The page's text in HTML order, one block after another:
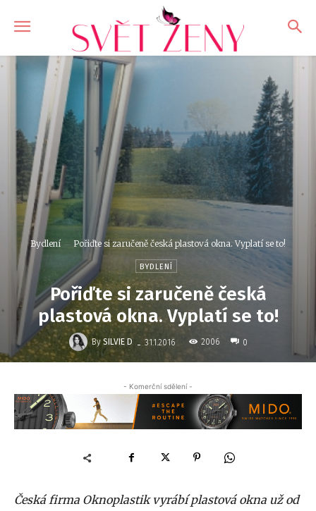
Bydlení Pořiďte si zaručeně česká plastová okna. Vyplatí se to!
BYDLENÍ
Pořiďte si zaručeně česká
plastová okna. Vyplatí se to!
By SILVIE D - 31.1.2016 2006 0
- Komerční sdělení -
Česká firma Oknoplastik vyrábí plastová okna už od